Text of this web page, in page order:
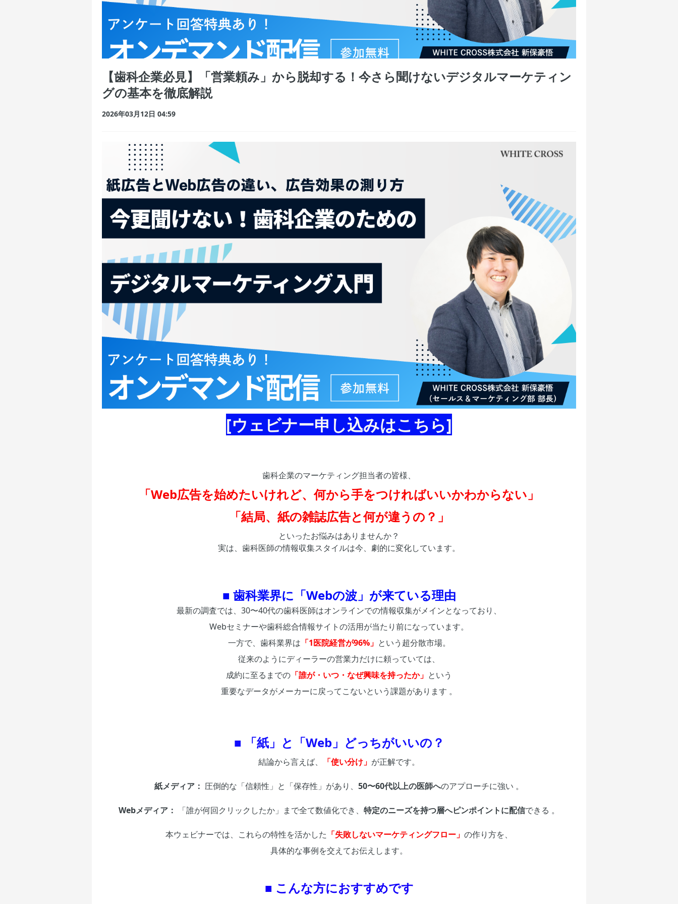
【歯科企業必見】「営業頼み」から脱却する！今さら聞けないデジタルマーケティン
グの基本を徹底解説
2026年03月12日 04:59
[ウェビナー申し込みはこちら]
歯科企業のマーケティング担当者の皆様、
「Web広告を始めたいけれど、何から手をつければいいかわからない」
「結局、紙の雑誌広告と何が違うの？」
といったお悩みはありませんか？
実は、歯科医師の情報収集スタイルは今、劇的に変化しています。
■ 歯科業界に「Webの波」が来ている理由
最新の調査では、30〜40代の歯科医師はオンラインでの情報収集がメインとなっており、
Webセミナーや歯科総合情報サイトの活用が当たり前になっています。
一方で、歯科業界は 「1医院経営が96%」 という超分散市場。
従来のようにディーラーの営業力だけに頼っていては、
成約に至るまでの 「誰が・いつ・なぜ興味を持ったか」 という
重要なデータがメーカーに戻ってこないという課題があります 。
■ 「紙」と「Web」どっちがいいの？
結論から言えば、 「使い分け」 が正解です。
紙メディア： 圧倒的な「信頼性」と「保存性」があり、 50〜60代以上の医師へのアプローチに強い 。
Webメディア： 「誰が何回クリックしたか」まで全て数値化でき、 特定のニーズを持つ層へピンポイントに配信できる 。
本ウェビナーでは、これらの特性を活かした 「失敗しないマーケティングフロー」 の作り方を、
具体的な事例を交えてお伝えします。
■ こんな方におすすめです